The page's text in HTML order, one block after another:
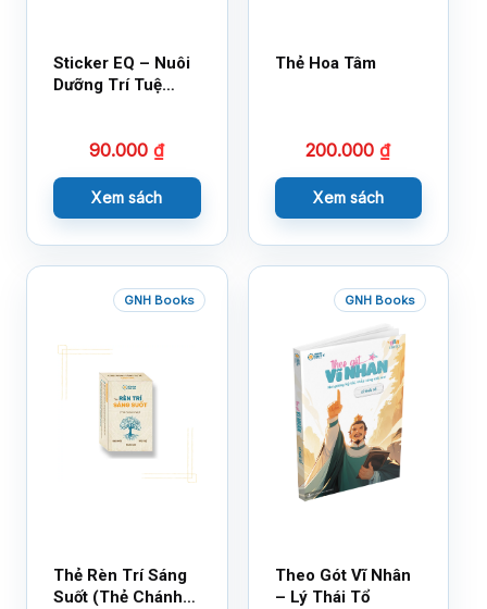
Sticker EQ – Nuôi
Dưỡng Trí Tuệ
Cùng 150 Sticker
90.000₫
Xem sách
Thẻ Hoa Tâm
200.000₫
Xem sách
GNH Books
Thẻ Rèn Trí Sáng
Suốt (Thẻ Chánh
GNH Books
Theo Gót Vĩ Nhân
– Lý Thái Tổ